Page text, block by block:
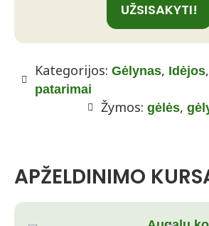
UŽSISAKYTI!
Kategorijos: Gėlynas, Idėjos,
patarimai
Žymos: gėlės,
APŽELDINIMO